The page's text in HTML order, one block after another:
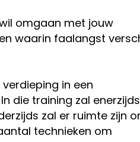
omgaan met jouw
waarin faalangst
in een
die training zal enerzijds
zal er ruimte zijn
technieken om